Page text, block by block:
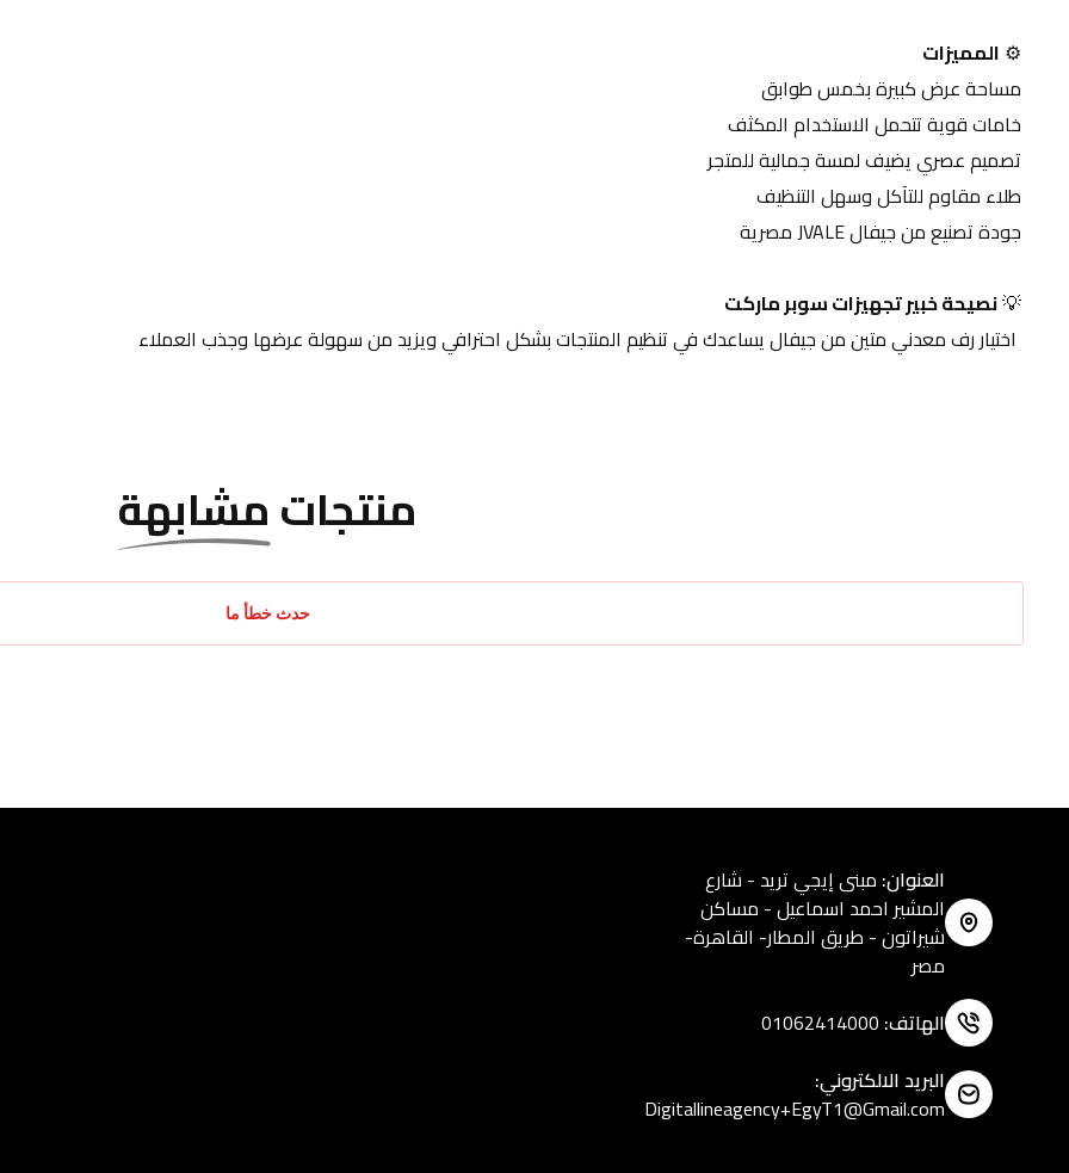
⚙️ المميزات
مساحة عرض كبيرة بخمس طوابق
خامات قوية تتحمل الاستخدام المكثف
تصميم عصري يضيف لمسة جمالية للمتجر
طلاء مقاوم للتآكل وسهل التنظيف
جودة تصنيع من جيفال JVALE مصرية
💡 نصيحة خبير تجهيزات سوبر ماركت
منتجاتمشابهة
حدث خطأ ما
العنوان: مبنى إيجي تريد - شارع
المشير احمد اسماعيل - مساكن
شيراتون - طريق المطار- القاهرة-
مصر
الهاتف:
01062414000
البريد الالكتروني:
Digitallineagency+EgyT1@Gmail.com